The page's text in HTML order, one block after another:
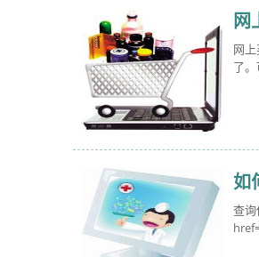
网
网
了
如
查